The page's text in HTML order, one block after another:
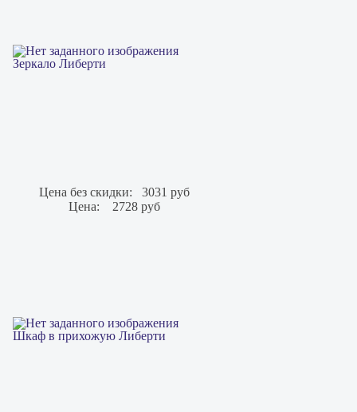
Зеркало Либерти
Цена без скидки:
3031 руб
Цена:
2728 руб
Шкаф в прихожую Либерти